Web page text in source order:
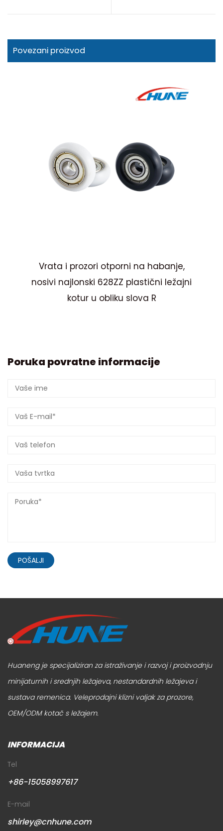
Povezani proizvod
Vrata i prozori otporni na habanje,
nosivi najlonski 628ZZ plastični ležajni
kotur u obliku slova R
Poruka povratne informacije
POŠALJI
Huaneng je specijaliziran za istraživanje i razvoj i proizvodnju
minijaturnih i srednjih ležajeva, nestandardnih ležajeva i
sustava remenica. Veleprodajni klizni valjak za prozore,
OEM/ODM kotač s ležajem.
INFORMACIJA
Tel
+86-15058997617
E-mail
shirley@cnhune.com